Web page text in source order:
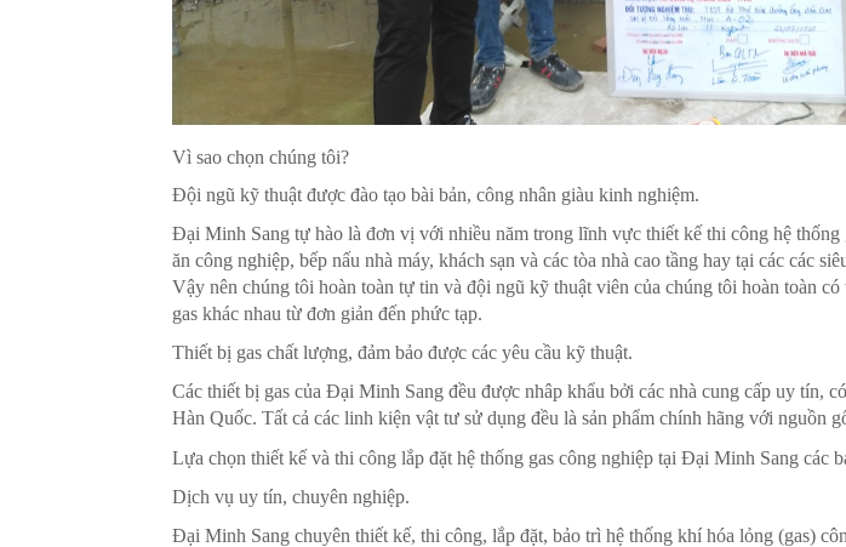
Vì sao chọn chúng tôi?
Đội ngũ kỹ thuật được đào tạo bài bản, công nhân giàu kinh nghiệm.
Đại Minh Sang tự hào là đơn vị với nhiều năm trong lĩnh vực thiết kế thi công hệ thống
ăn công nghiệp, bếp nấu nhà máy, khách sạn và các tòa nhà cao tầng hay tại các các
Vậy nên chúng tôi hoàn toàn tự tin và đội ngũ kỹ thuật viên của chúng tôi hoàn toàn
gas khác nhau từ đơn giản đến phức tạp.
Thiết bị gas chất lượng, đảm bảo được các yêu cầu kỹ thuật.
Các thiết bị gas của Đại Minh Sang đều được nhâp khẩu bởi các nhà cung cấp uy tín,
Hàn Quốc. Tất cả các linh kiện vật tư sử dụng đều là sản phẩm chính hãng với nguồn
Lựa chọn thiết kế và thi công lắp đặt hệ thống gas công nghiệp tại Đại Minh Sang các
Dịch vụ uy tín, chuyên nghiệp.
Đại Minh Sang chuyên thiết kế, thi công, lắp đặt, bảo trì hệ thống khí hóa lỏng (gas)